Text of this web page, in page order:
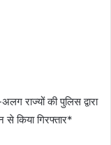
राज्यों की पुलिस द्वारा
से किया गिरफ्तार*